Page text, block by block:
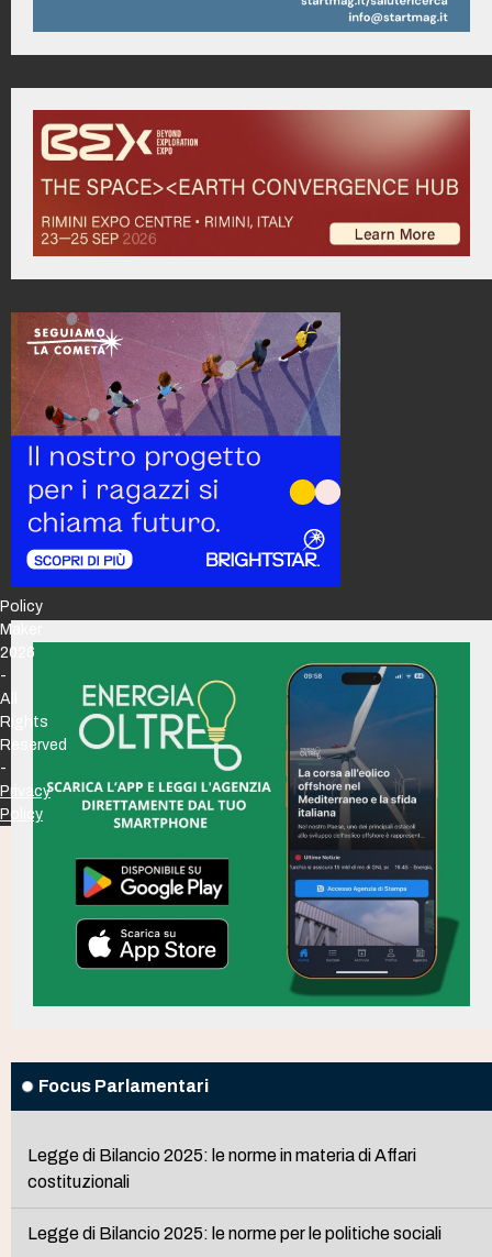
Focus Parlamentari
Legge di Bilancio 2025: le norme in materia di Affari
costituzionali
Legge di Bilancio 2025: le norme per le politiche sociali
Policy
Maker
2026
-
All
Rights
Reserved
-
Privacy
Policy